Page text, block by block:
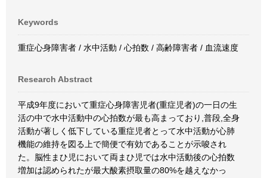
Keywords
重症心身障害者 / 水中活動 / 心拍数 / 高齢障害者 / 血流速度
Research Abstract
平成9年度において重症心身障害児者(重症児者)の一日の生
活の中で水中活動中の心拍数が最も高まっており,普段,全身
活動が著しく低下している重症児者とって水中活動が心肺
機能の維持を図る上で簡便で有効であることが示唆され
た。脳性まひ児において両まひ児では水中活動後の心拍数
増加は認められたが最大酸素摂取量の80%を越えなかっ